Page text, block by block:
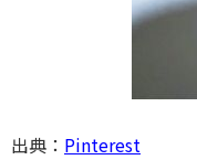
出典： Pinterest